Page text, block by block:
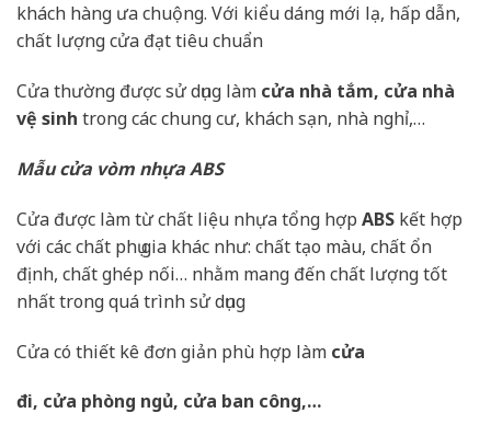
khách hàng ưa chuộng. Với kiểu dáng mới lạ, hấp dẫn,
chất lượng cửa đạt tiêu chuẩn
Cửa thường được sử dụng làm cửa nhà tắm, cửa nhà
vệ sinh trong các chung cư, khách sạn, nhà nghỉ,…
Mẫu cửa vòm nhựa ABS
Cửa được làm từ chất liệu nhựa tổng hợp ABS kết hợp
với các chất phụ gia khác như: chất tạo màu, chất ổn
định, chất ghép nối… nhằm mang đến chất lượng tốt
nhất trong quá trình sử dụng
Cửa có thiết kê đơn giản phù hợp làm cửa
đi, cửa phòng ngủ, cửa ban công,…